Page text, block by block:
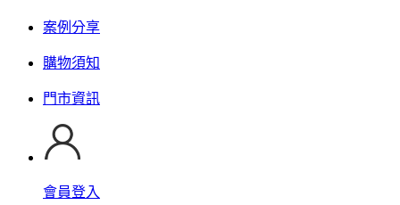
案例分享
購物須知
門市資訊
會員登入